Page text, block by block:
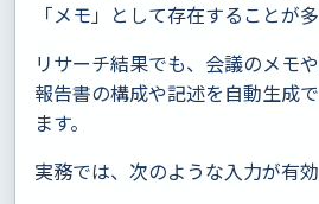
「メモ」として存在することが多
リサーチ結果でも、会議のメモ
報告書の構成や記述を自動生成
ます。
実務では、次のような入力が有効